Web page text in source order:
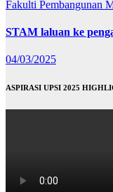
Fakulti Pembangunan
STAM laluan ke
04/03/2025
ASPIRASI UPSI 2025